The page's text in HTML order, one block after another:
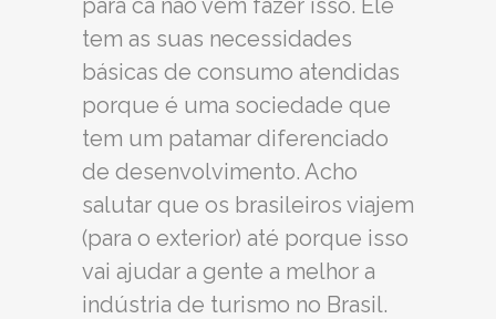
para cá não vem fazer isso. Ele
tem as suas necessidades
básicas de consumo atendidas
porque é uma sociedade que
tem um patamar diferenciado
de desenvolvimento. Acho
salutar que os brasileiros viajem
(para o exterior) até porque isso
vai ajudar a gente a melhor a
indústria de turismo no Brasil.